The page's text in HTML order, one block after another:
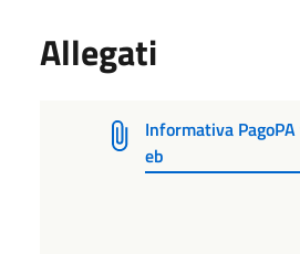
Allegati
Informativa
eb